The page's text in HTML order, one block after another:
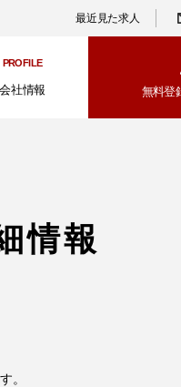
最近見た求人
PROFILE
会社情報 無料登
情報
。